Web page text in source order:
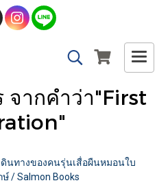
จากคำว่า"First
ดินทางของคนรุ่นเสื่อผืนหมอนใบ
/ Salmon Books